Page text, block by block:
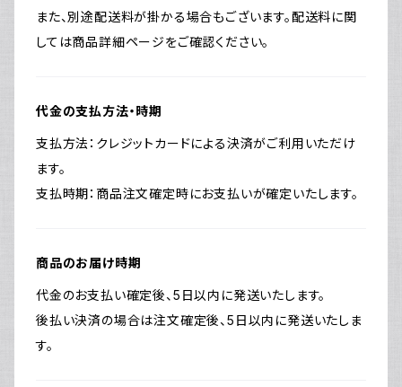
また、別途配送料が掛かる場合もございます。配送料に関
しては商品詳細ページをご確認ください。
代金の支払方法・時期
支払方法：クレジットカードによる決済がご利用いただけ
ます。
支払時期：商品注文確定時にお支払いが確定いたします。
商品のお届け時期
代金のお支払い確定後、5日以内に発送いたします。
後払い決済の場合は注文確定後、5日以内に発送いたしま
す。